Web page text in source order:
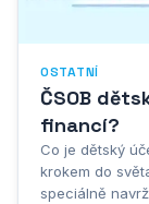
OSTATNÍ
ČSOB
financí?
Co je dětský
krokem do
speciálně